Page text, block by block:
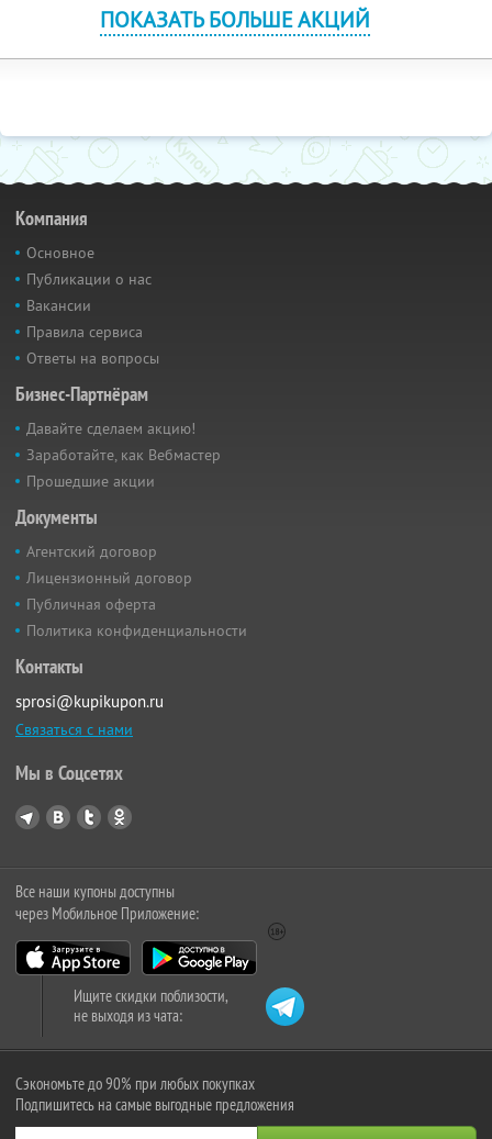
ПОКАЗАТЬ БОЛЬШЕ АКЦИЙ
Компания
Основное
Публикации о нас
Вакансии
Правила сервиса
Ответы на вопросы
Бизнес-Партнёрам
Давайте сделаем акцию!
Заработайте, как Вебмастер
Прошедшие акции
Документы
Агентский договор
Лицензионный договор
Публичная оферта
Политика конфиденциальности
Контакты
sprosi@kupikupon.ru
Связаться с нами
Мы в Соцсетях
Все наши купоны доступны
через Мобильное Приложение:
Ищите скидки поблизости,
не выходя из чата:
Сэкономьте до 90% при любых покупках
Подпишитесь на самые выгодные предложения